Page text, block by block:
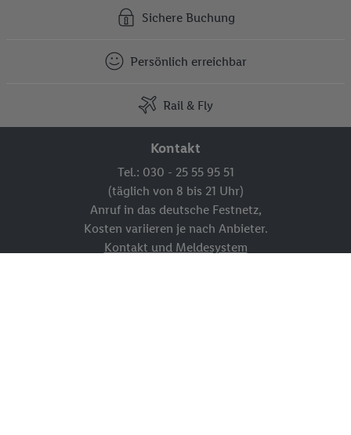
Sichere Buchung
Persönlich erreichbar
Rail & Fly
Kontakt
Tel.: 030 - 25 55 95 51
(täglich von 8 bis 21 Uhr)
Anruf in das deutsche Festnetz,
Kosten variieren je nach Anbieter.
Kontakt und Meldesystem